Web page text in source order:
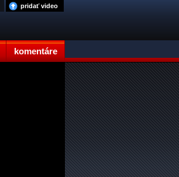
komentáre
pridať video